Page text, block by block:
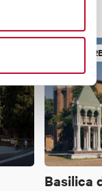
EDIFICI
Basilica